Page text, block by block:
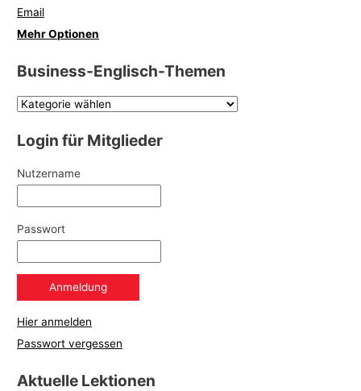
Email
Mehr Optionen
Business-Englisch-Themen
Login für Mitglieder
Nutzername
Passwort
Hier anmelden
Passwort vergessen
Aktuelle Lektionen